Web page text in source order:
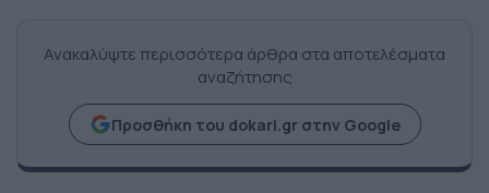
Ανακαλύψτε περισσότερα άρθρα στα αποτελέσματα
αναζήτησης
Προσθήκη του dokari.gr στην Google